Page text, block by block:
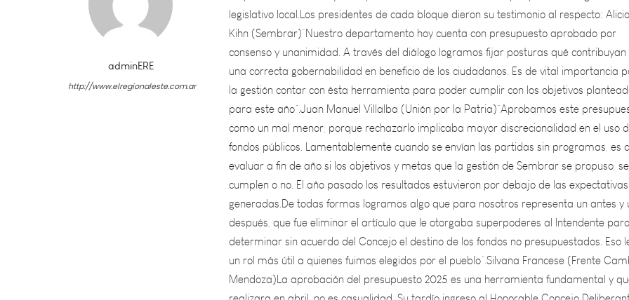
adminERE
http://www.elregionaleste.com.ar
consenso y unanimidad. A través del diálogo logramos fijar posturas qué contribuyan a
una correcta gobernabilidad en beneficio de los ciudadanos. Es de vital importancia
la gestión contar con ésta herramienta para poder cumplir con los objetivos
para este año”.Juan Manuel Villalba (Unión por la Patria)“Aprobamos este
como un mal menor, porque rechazarlo implicaba mayor discrecionalidad en el uso
fondos públicos. Lamentablemente cuando se envían las partidas sin programas,
evaluar a fin de año si los objetivos y metas que la gestión de Sembrar se propuso, se
cumplen o no. El año pasado los resultados estuvieron por debajo de las expectativas
generadas.De todas formas logramos algo que para nosotros representa un antes y un
después, que fue eliminar el artículo que le otorgaba superpoderes al Intendente
determinar sin acuerdo del Concejo el destino de los fondos no presupuestados. Eso
un rol más útil a quienes fuimos elegidos por el pueblo”.Silvana Francese (Frente
Mendoza)La aprobación del presupuesto 2025 es una herramienta fundamental y
realizara en abril, no es casualidad. Su tardío ingreso al Honorable Concejo